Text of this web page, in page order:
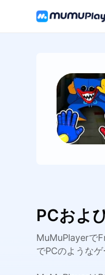
PCおよ
MuMuPlayerで
でPCのような